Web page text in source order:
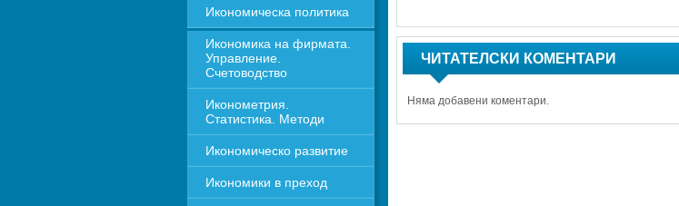
Икономическа политика
Икономика на фирмата.
Управление.
Счетоводство
Иконометрия.
Статистика. Методи
Икономическо развитие
Икономики в преход
ЧИТАТЕЛСКИ КОМЕНТАРИ
Няма добавени коментари.